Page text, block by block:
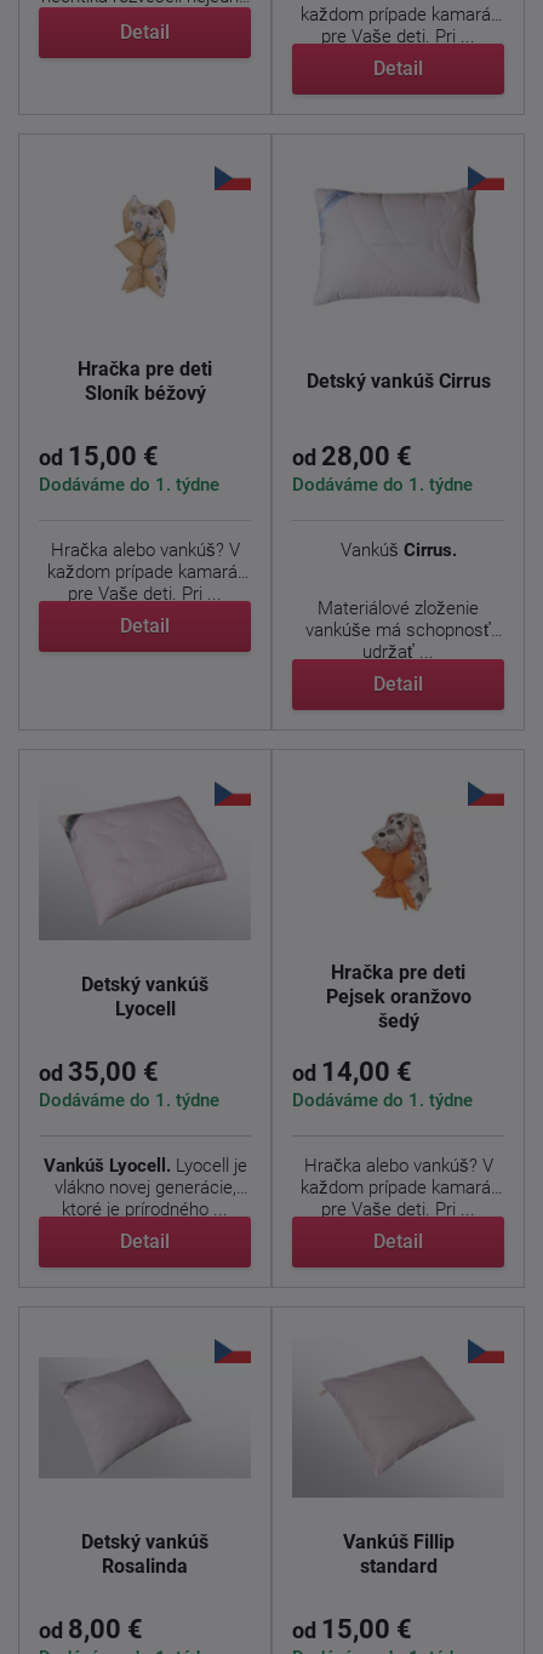
Detail
každom prípade kamarát
pre Vaše deti. Pri ...
Detail
Hračka pre deti
Sloník béžový
od 15,00 €
Dodáváme do 1. týdne
Hračka alebo vankúš? V
každom prípade kamarát
pre Vaše deti. Pri ...
Detail
Detský vankúš Cirrus
od 28,00 €
Dodáváme do 1. týdne
Vankúš Cirrus.
Materiálové zloženie
vankúše má schopnosť
udržať ...
Detail
Detský vankúš
Lyocell
od 35,00 €
Dodáváme do 1. týdne
Vankúš Lyocell. Lyocell je
vlákno novej generácie,
ktoré je prírodného ...
Detail
Hračka pre deti
Pejsek oranžovo
šedý
od 14,00 €
Dodáváme do 1. týdne
Hračka alebo vankúš? V
každom prípade kamarát
pre Vaše deti. Pri ...
Detail
Detský vankúš
Rosalinda
od 8,00 €
Vankúš Fillip
standard
od 15,00 €